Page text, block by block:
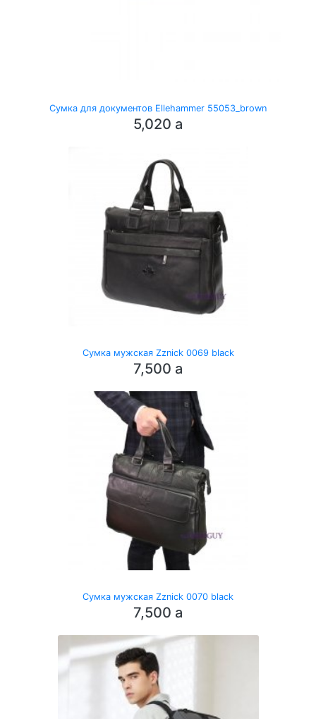
Сумка для документов Ellehammer 55053_brown
5,020 a
Сумка мужская Zznick 0069 black
7,500 a
Сумка мужская Zznick 0070 black
7,500 a